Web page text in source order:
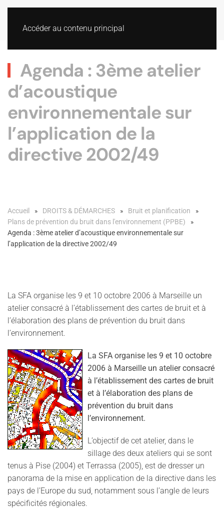
Accéder au contenu principal
Agenda : 3ème atelier
d’acoustique
environnementale sur
l’application de la
directive 2002/49
Accueil DROITS & DÉMARCHES
Bruit et planification
Plans de prévention du bruit dans l'environnement (PPBE)
Agenda : 3ème atelier d’acoustique environnementale sur
l’application de la directive 2002/49
La SFA organise les 9 et 10 octobre 2006 à Marseille un
atelier consacré à l’établissement des cartes de bruit et à
l’élaboration des plans de prévention du bruit dans
l’environnement.
La SFA organise les 9 et 10 octobre
2006 à Marseille un atelier consacré
à l’établissement des cartes de bruit
et à l’élaboration des plans de
prévention du bruit dans
l’environnement.
L’objectif de cet atelier, dans le
sillage des deux ateliers qui se sont
tenus à Pise (2004) et Terrassa (2005), est de dresser un
panorama de la mise en application de la directive dans les
pays de l’Europe du sud, notamment sous l’angle de leurs
spécificités régionales.